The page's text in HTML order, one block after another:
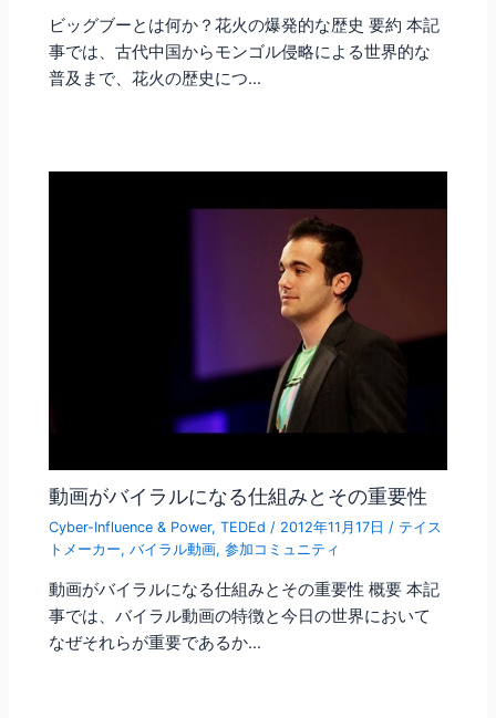
ビッグブーとは何か？花火の爆発的な歴史 要約 本記
事では、古代中国からモンゴル侵略による世界的な
普及まで、花火の歴史につ…
動画がバイラルになる仕組みとその重要性
Cyber-Influence & Power,TEDEd / 2012年11月17日 / テイス
トメーカー,バイラル動画,参加コミュニティ
動画がバイラルになる仕組みとその重要性 概要 本記
事では、バイラル動画の特徴と今日の世界において
なぜそれらが重要であるか…